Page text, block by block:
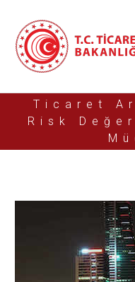
Ticaret
Risk